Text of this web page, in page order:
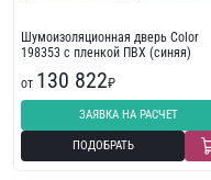
Шумоизоляционная дверь Color
198353 с пленкой ПВХ (синяя)
от 130 822₽
ЗАЯВКА НА РАСЧЕТ
ПОДОБРАТЬ